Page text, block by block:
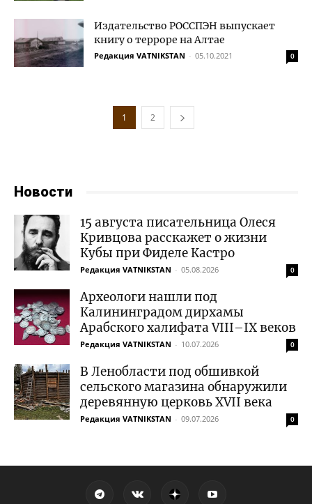
Издательство РОССПЭН выпускает
книгу о терроре на Алтае
Редакция VATNIKSTAN - 05.10.2021 0
1 2
Новости
15 августа писательница Олеся
Кривцова расскажет о жизни
Кубы при Фиделе Кастро
Редакция VATNIKSTAN - 05.08.2026 0
Археологи нашли под
Калининградом дирхамы
Арабского халифата VIII–IX веков
Редакция VATNIKSTAN - 10.07.2026 0
В Ленобласти под обшивкой
сельского магазина обнаружили
деревянную церковь XVII века
Редакция VATNIKSTAN - 09.07.2026 0